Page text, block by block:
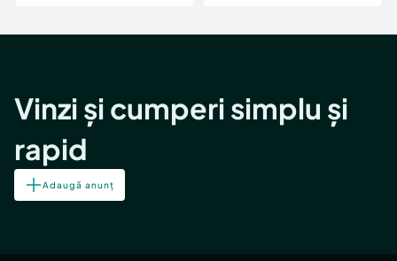
Vinzi și cumperi simplu și
rapid
Adaugă anunț